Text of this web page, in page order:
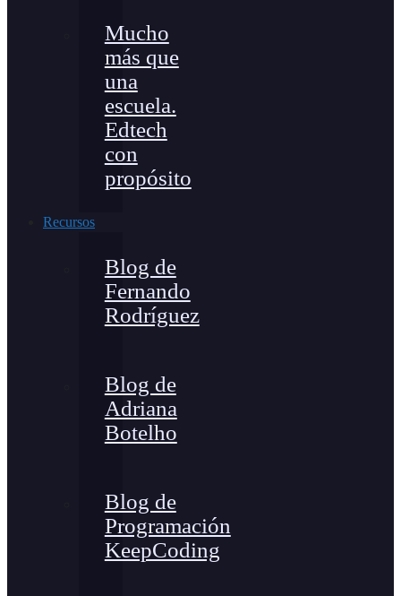
Mucho
más que
una
escuela.
Edtech
con
propósito
Recursos
Blog de
Fernando
Rodríguez
Blog de
Adriana
Botelho
Blog de
Programación
KeepCoding